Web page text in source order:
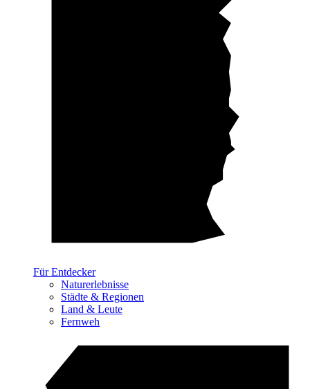
Für Entdecker
Naturerlebnisse
Städte & Regionen
Land & Leute
Fernweh